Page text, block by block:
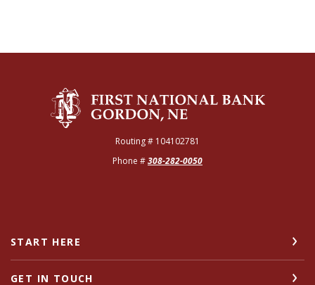
The First National Bank of Gordon
Routing # 104102781
Phone #308-282-0050
START HERE
GET IN TOUCH